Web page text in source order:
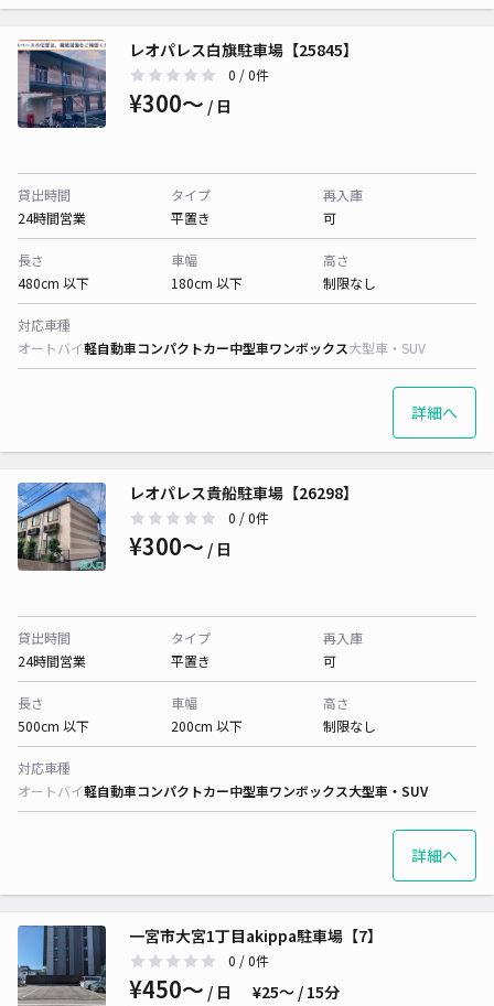
レオパレス白旗駐車場【25845】
0 / 0件
¥300〜 / 日
貸出時間
24時間営業
タイプ
平置き
再入庫
可
長さ
480cm 以下
車幅
180cm 以下
高さ
制限なし
対応車種
オートバイ軽自動車コンパクトカー中型車ワンボックス大型車・SUV
詳細へ
レオパレス貴船駐車場【26298】
0 / 0件
¥300〜 / 日
貸出時間
24時間営業
タイプ
平置き
再入庫
可
長さ
500cm 以下
車幅
200cm 以下
高さ
制限なし
対応車種
オートバイ軽自動車コンパクトカー中型車ワンボックス大型車・SUV
詳細へ
一宮市大宮1丁目akippa駐車場【7】
0 / 0件
¥450〜 / 日 ¥25〜 / 15分